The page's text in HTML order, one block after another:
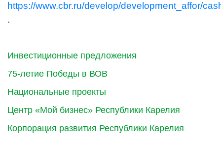
Инвестиционные предложения
75-летие Победы в ВОВ
Национальные проекты
Центр «Мой бизнес» Республики Карелия
Корпорация развития Республики Карелия
https://www.cbr.ru/develop/development_affor/
.